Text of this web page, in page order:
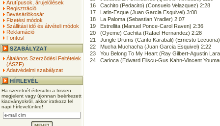
Árutípusok, árujelölések
Regisztráció
Bevásárlókosár
Fizetési módok
Szállítási idő és átvételi módok
Reklamáció
Fontos!
Általános Szerződési Feltételek
(ÁSZF)
Adatvédelmi szabályzat
Ha szeretnél értesülni a frissen
megjelent vagy újonnan beérkezett
kiadványokról, akkor iratkozz fel
napi hírlevelünkre!
16
Cachito (Pedacito) (Consuelo Velazquez) 2:28
17
Latin-Esque (Juan Garcia Esquivel) 3:08
18
La Paloma (Sebastian Yradier) 2:07
19
Estrellita (Manuel Ponce-Carol Raven) 2:36
20
(Oyeme) Cachita (Rafael Hernandez) 2:28
21
Jungle Drums (Canto Karabali) (Ernesto
22
Mucha Muchacha (Juan Garcia Esquivel) 2:22
23
You Belong To My Heart (Ray Gilbert-Agustin
24
Carioca (Edward Eliscu-Gus Kahn-Vincent